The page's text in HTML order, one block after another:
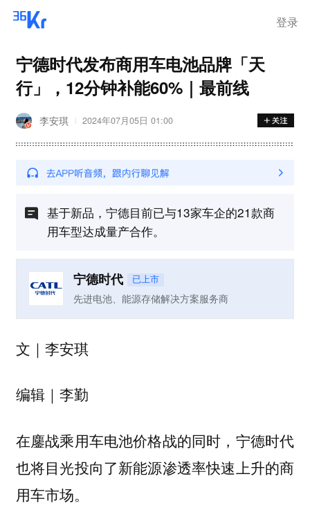
登录
宁德时代发布商用车电池品牌「天
行」，12分钟补能60%｜最前线
李安琪 2024年07月05日 01:00
基于新品，宁德目前已与13家车企的21款商
用车型达成量产合作。
宁德时代 已上市
先进电池、能源存储解决方案服务商
文｜李安琪
编辑｜李勤
在鏖战乘用车电池价格战的同时，宁德时代
也将目光投向了新能源渗透率快速上升的商
用车市场。